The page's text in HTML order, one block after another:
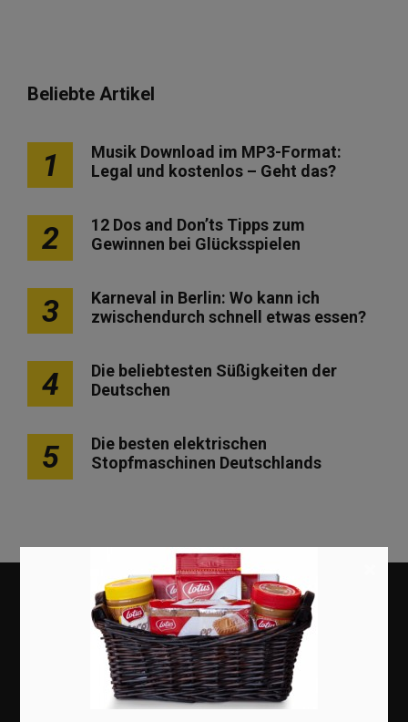
Beliebte Artikel
1
Musik Download im MP3-Format:
Legal und kostenlos – Geht das?
2
12 Dos and Don’ts Tipps zum
Gewinnen bei Glücksspielen
3
Karneval in Berlin: Wo kann ich
zwischendurch schnell etwas essen?
4
Die beliebtesten Süßigkeiten der
Deutschen
5
Die besten elektrischen
Stopfmaschinen Deutschlands